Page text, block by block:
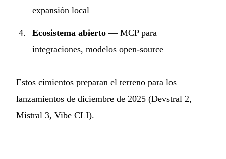
expansión local
Ecosistema abierto — MCP para
integraciones, modelos open-source
Estos cimientos preparan el terreno para los
lanzamientos de diciembre de 2025 (Devstral 2,
Mistral 3, Vibe CLI).